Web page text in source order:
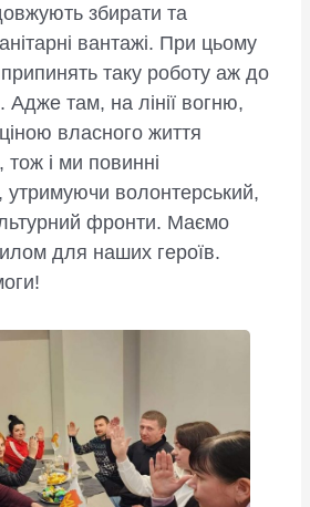
збирати та
вантажі. При цьому
таку роботу аж до
Адже там, на лінії вогню,
власного життя
і ми повинні
утримуючи волонтерський,
фронти. Маємо
для наших героїв.